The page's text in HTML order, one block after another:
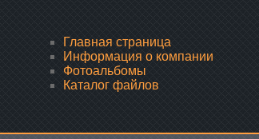
Главная страница
Информация о компании
Фотоальбомы
Каталог файлов